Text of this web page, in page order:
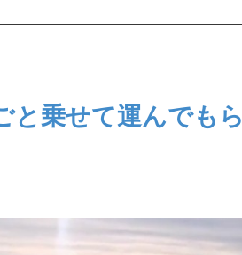
と乗せて運んでもら